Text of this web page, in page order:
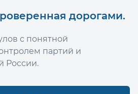
дорогами.
с понятной
партий и
России.